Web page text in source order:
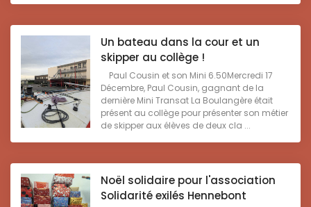
Un bateau dans la cour et un
skipper au collège !
Paul Cousin et son Mini 6.50Mercredi 17
Décembre, Paul Cousin, gagnant de la
dernière Mini Transat La Boulangère était
présent au collège pour présenter son métier
de skipper aux élèves de deux cla ...
Noël solidaire pour l'association
Solidarité exilés Hennebont